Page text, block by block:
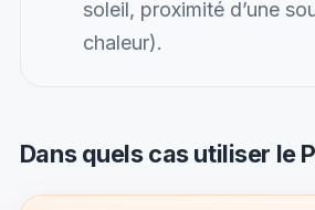
soleil, proximité d’une
chaleur).
Dans quels cas utiliser le